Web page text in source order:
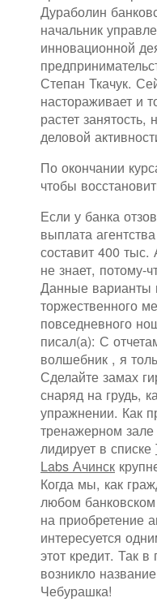
Дураболин
начальник
инновационной
Степан Ткачук.
настораживает и
растет
деловой
По окончании
чтобы
Если у банка
выплата
составит 400 тыс.
не знает, потому-
Данные варианты
торжественного
повседневного
писал(а): С
волшебник , я
Сделайте замах
снаряд на грудь,
упражнении. Как
тренажерном
лидирует в списке
Labs Ачинск
Когда мы, как
любом
на приобретение
интересуется
этот кредит. Так в
возникло
Чебурашка!